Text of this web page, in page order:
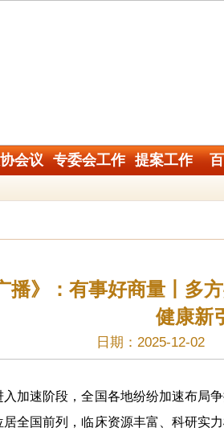
会议 专委会工作 提案工作
播》：有事好商量丨多
健康新
日期：2025-12-02
速阶段，全国各地纷纷加速布局
全国前列，临床资源丰富、科研实